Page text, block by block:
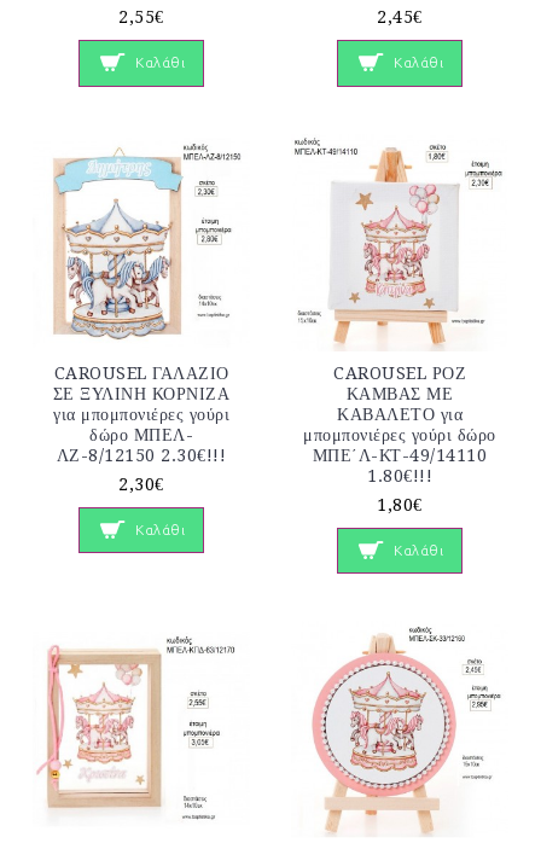
2,55€
Καλάθι
2,45€
Καλάθι
CAROUSEL ΓΑΛΑΖΙΟ
ΣΕ ΞΥΛΙΝΗ ΚΟΡΝΙΖΑ
για μπομπονιέρες γούρι
δώρο ΜΠΕΛ-
ΛΖ-8/12150 2.30€!!!
2,30€
Καλάθι
CAROUSEL ΡΟΖ
ΚΑΜΒΑΣ ΜΕ
ΚΑΒΑΛΕΤΟ για
μπομπονιέρες γούρι δώρο
ΜΠΕ΄Λ-ΚΤ-49/14110
1.80€!!!
1,80€
Καλάθι